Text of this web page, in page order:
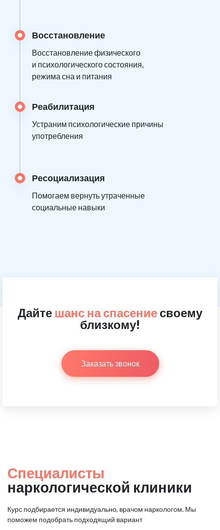
Восстановление
Восстановление физического
и психологического состояния,
режима сна и питания
Реабилитация
Устраним психологические причины
употребления
Ресоциализация
Помогаем вернуть утраченные
социальные навыки
Дайте шанс на спасение своему
близкому!
Заказать звонок
Специалисты
наркологической клиники
Курс подбирается индивидуально, врачом наркологом. Мы
поможем подобрать подходящий вариант